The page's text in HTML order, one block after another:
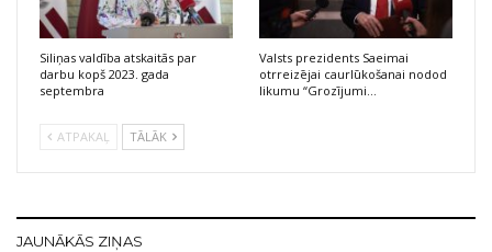
Siliņas valdība atskaitās par
darbu kopš 2023. gada
septembra
Valsts prezidents Saeimai
otrreizējai caurlūkošanai nodod
likumu “Grozījumi…
ATPAKAĻ TĀLĀK
JAUNĀKĀS ZIŅAS